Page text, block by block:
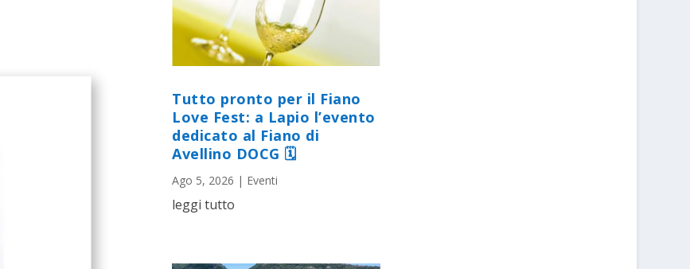
Tutto pronto per il Fiano
Love Fest: a Lapio l’evento
dedicato al Fiano di
Avellino DOCG 🗓
Ago 5, 2026 | Eventi
leggi tutto